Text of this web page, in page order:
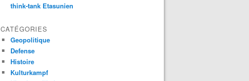
think-tank Etasunien
CATÉGORIES
Geopolitique
Defense
Histoire
Kulturkampf